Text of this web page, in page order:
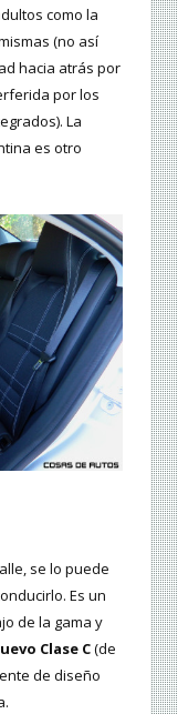
como la
(no así
hacia atrás por
por los
La
es otro
se lo puede
Es un
de la gama y
Clase C(de
de diseño